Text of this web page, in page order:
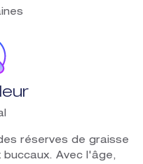
réserves de graisse
Avec l'âge,